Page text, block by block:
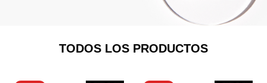
TODOS LOS PRODUCTOS